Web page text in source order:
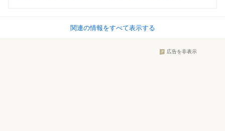
関連の情報をすべて表示する
広告を非表示